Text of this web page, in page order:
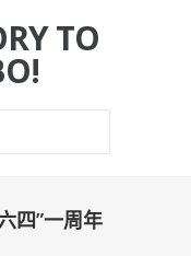
TO
四”一周年